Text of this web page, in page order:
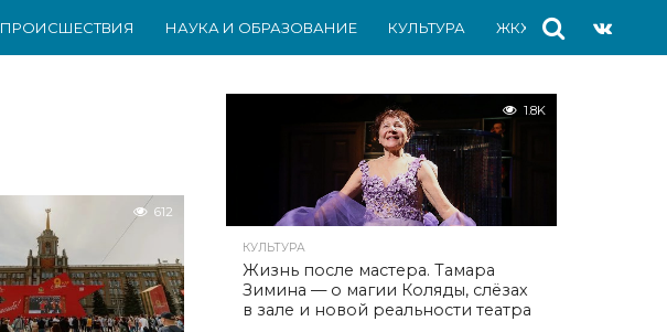
ПРОИСШЕСТВИЯ НАУКА И ОБРАЗОВАНИЕ КУЛЬТУРА ЖКХ СПОРТ
612
1.8K
КУЛЬТУРА
Жизнь после мастера. Тамара
Зимина — о магии Коляды, слёзах
в зале и новой реальности театра